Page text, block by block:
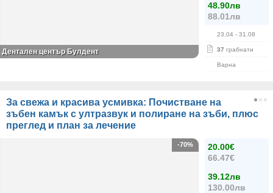
48.90лв
88.01лв
23.04 - 31.08
37 грабнати
Варна
Дентален център Булдент
За свежа и красива усмивка: Почистване на
зъбен камък с ултразвук и полиране на зъби, плюс
преглед и план за лечение
20.00€
66.47€
39.12лв
130.00лв
-70%